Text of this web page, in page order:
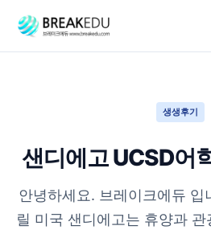
생생후기
샌디에고 UCSD어
안녕하세요. 브레이크에듀 입
릴 미국 샌디에고는 휴양과